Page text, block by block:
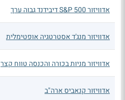
אדוויזור S&P 500 דיבידנד גבוה ערך
אדוויזור מנג'ד אסטרטגיה אופטימלית
אדוויזור מניות בכורה והכנסה טווח קצר
אדוויזור קנאביס ארה"ב